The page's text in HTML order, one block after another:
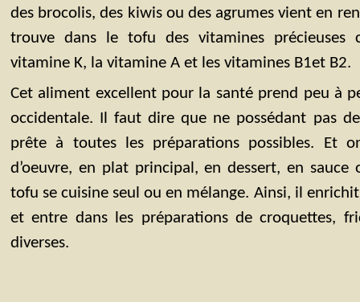
des brocolis, des kiwis ou des agrumes vient en
trouve dans le tofu des vitamines
vitamine K, la vitamine A et les vitamines B1et B2.
Cet aliment excellent pour la santé prend peu à
occidentale. Il faut dire que ne possédant pas
prête à toutes les préparations possibles. Et
d’oeuvre, en plat principal, en dessert, en
tofu se cuisine seul ou en mélange. Ainsi, il
et entre dans les préparations de croquettes,
diverses.